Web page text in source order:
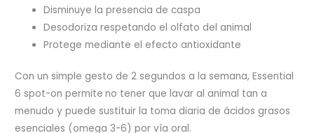
Disminuye la presencia de caspa
Desodoriza respetando el olfato del animal
Protege mediante el efecto antioxidante
Con un simple gesto de 2 segundos a la semana, Essential
6 spot-on permite no tener que lavar al animal tan a
menudo y puede sustituir la toma diaria de ácidos grasos
esenciales (omega 3-6) por vía oral.